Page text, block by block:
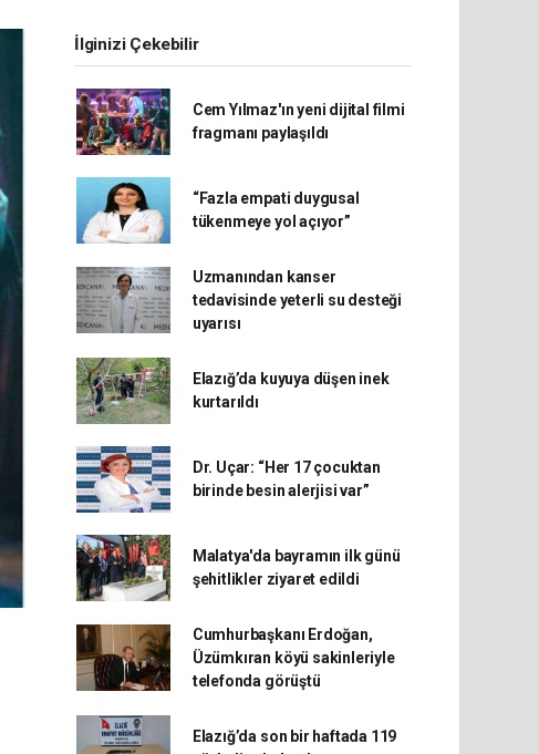
İlginizi Çekebilir
Cem Yılmaz'ın yeni dijital filmi
fragmanı paylaşıldı
“Fazla empati duygusal
tükenmeye yol açıyor”
Uzmanından kanser
tedavisinde yeterli su desteği
uyarısı
Elazığ’da kuyuya düşen inek
kurtarıldı
Dr. Uçar: “Her 17 çocuktan
birinde besin alerjisi var”
Malatya'da bayramın ilk günü
şehitlikler ziyaret edildi
Cumhurbaşkanı Erdoğan,
Üzümkıran köyü sakinleriyle
telefonda görüştü
Elazığ’da son bir haftada 119